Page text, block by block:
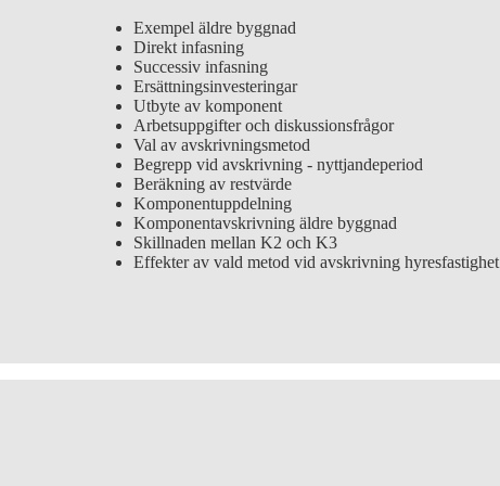
Exempel äldre byggnad
Direkt infasning
Successiv infasning
Ersättningsinvesteringar
Utbyte av komponent
Arbetsuppgifter och diskussionsfrågor
Val av avskrivningsmetod
Begrepp vid avskrivning - nyttjandeperiod
Beräkning av restvärde
Komponentuppdelning
Komponentavskrivning äldre byggnad
Skillnaden mellan K2 och K3
Effekter av vald metod vid avskrivning hyresfastighet